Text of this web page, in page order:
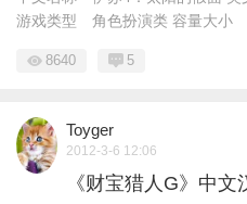
游戏类型 角色扮演类 容量大小
8640 5
Toyger
2012-3-6 12:06
《财宝猎人G》中文